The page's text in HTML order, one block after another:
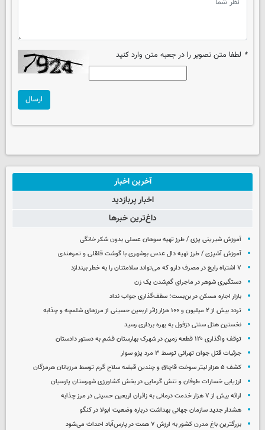
* لطفا متن تصویر را در جعبه متن وارد کنید
ارسال
آخرین اخبار
اخبار پربازدید
داغ‌ترین خبرها
آموزش شیرینی پزی / طرز تهیه سوهان عسلی بدون شکر خانگی
آموزش آشپزی / طرز تهیه دال عدس بوشهری با گوشت قلقلی و تمرهندی
۷ اشتباه رایج در مصرف دارو که می‌تواند سلامتتان را به خطر بیندازد
دستگیری شوهر در ماجرای گم‌شدن یک زن
بازار اجاره مسکن در بن‌بست؛ سقف‌گذاری جواب نداد
تردد بیش از ۲ میلیون و ۱۰۰ هزار زائر اربعین حسینی از مرزهای شلمچه و چذابه
نخستین هتل سنتی دزفول به بهره برداری رسید
توقف واگذاری ۱۲۰ قطعه زمین در شهرک بهارستان قشم به دستور دادستان
جزئیات قتل جوان تهرانی توسط ۳ مرد پژو سوار
کشف ۵ هزار لیتر سوخت قاچاق و چندین قبضه سلاح گرم توسط مرزبانان هرمزگان
ارزیابی خسارات طوفان و تنش گرمایی در بخش کشاورزی شهرستان پارسیان
ارائه بیش از ۷ هزار خدمت درمانی به زائران اربعین حسینی در مرز چذابه
هشدار جدید سازمان جهانی بهداشت درباره وضعیت ابولا در کنگو
بزرگترین باغ مدرن کشور به ارزش ۷ همت در پارس‌آباد احداث می‌شود